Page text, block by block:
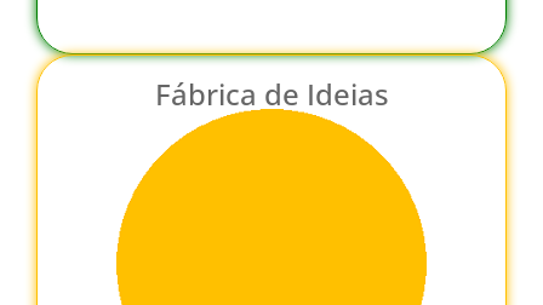
Fábrica de Ideias